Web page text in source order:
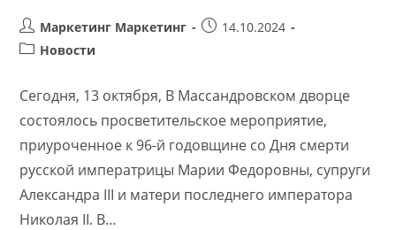
Автор
записи:
Маркетинг Маркетинг
Запись14.10.2024
Рубрика
Новости
Сегодня, 13 октября, В Массандровском дворце
состоялось просветительское мероприятие,
приуроченное к 96-й годовщине со Дня смерти
русской императрицы Марии Федоровны, супруги
Александра III и матери последнего императора
Николая II. В…